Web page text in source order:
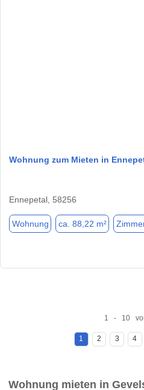
Wohnung zum Mieten in
Ennepetal, 58256
Wohnung ca. 88,22 m²
1 - 10
1 2 3 4
Wohnung mieten in